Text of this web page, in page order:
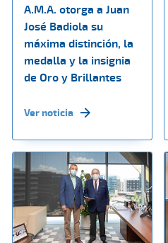
A.M.A. otorga a Juan
José Badiola su
máxima distinción, la
medalla y la insignia
de Oro y Brillantes
Ver noticia